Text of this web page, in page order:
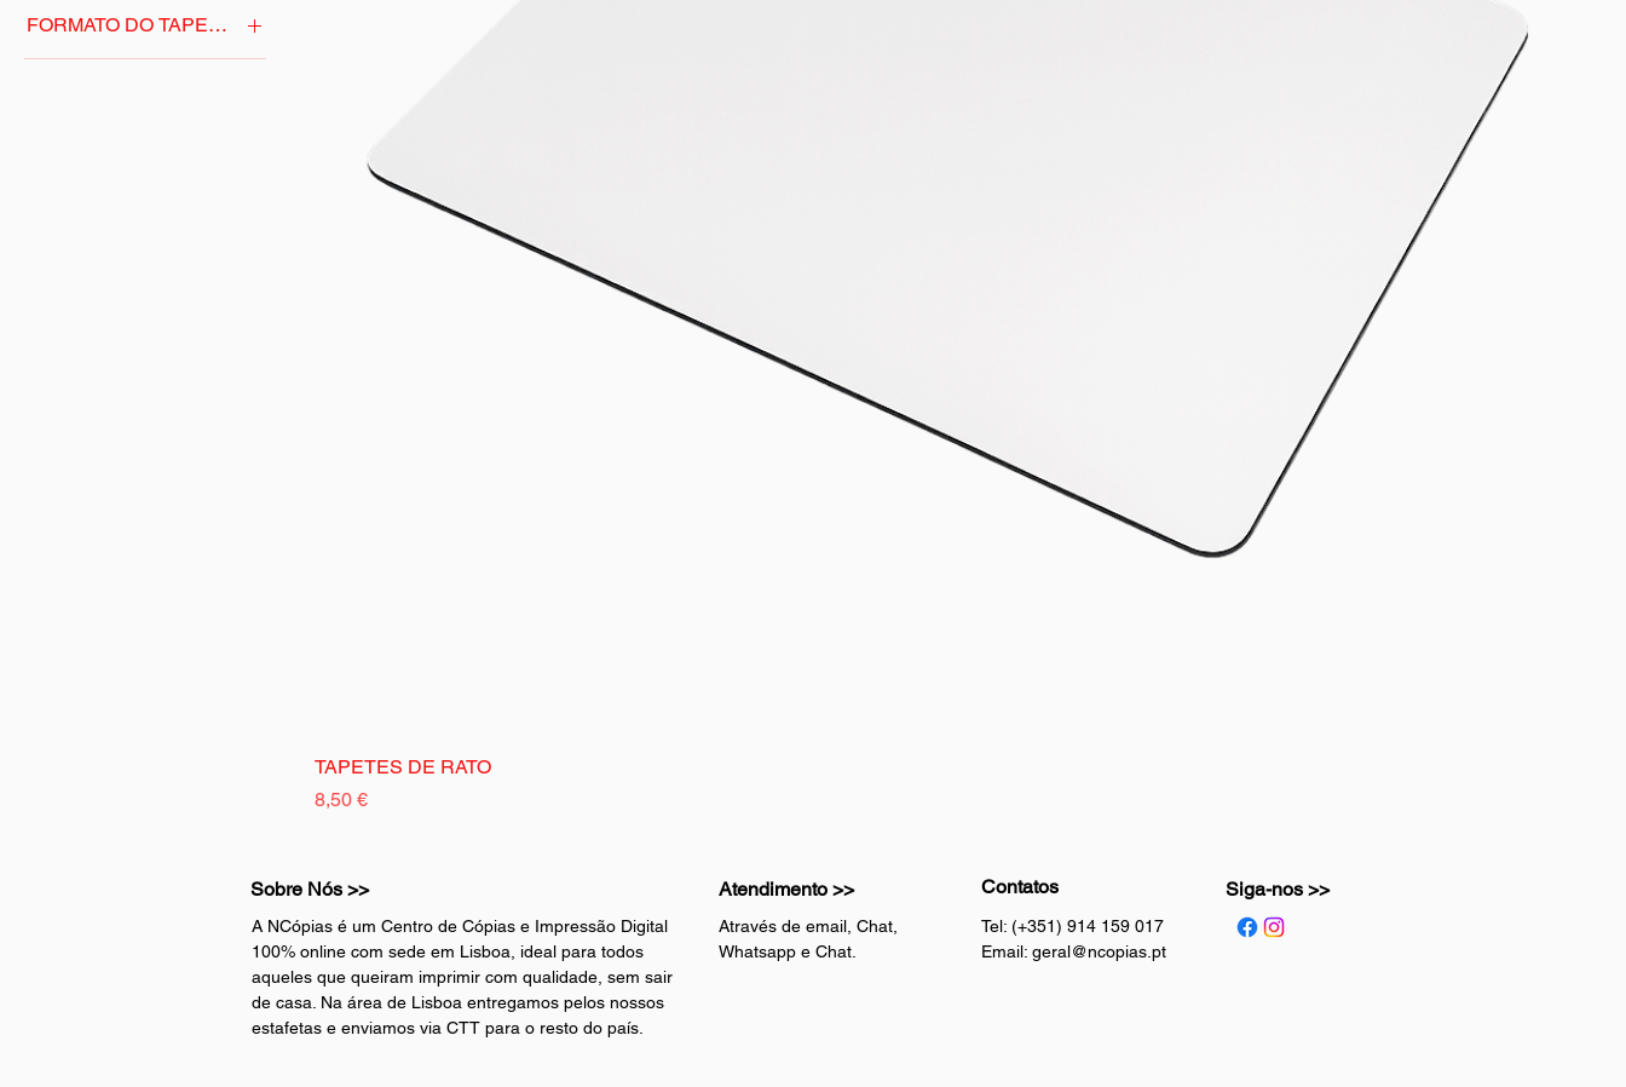
FORMATO DO TAPETE
CORAÇÃO
TAPETES DE RATO
Preço
8,50 €
Sobre Nós >>
A NCópias é um Centro de Cópias e Impressão Digital
100% online com sede em Lisboa, ideal para todos
aqueles que queiram imprimir com qualidade, sem sair
de casa. Na área de Lisboa entregamos pelos nossos
estafetas e enviamos via CTT para o resto do país.
Atendimento >>
Através de email, Chat,
Whatsapp e Chat.
Contatos
Tel: (+351) 914 159 017
Email: geral@ncopias.pt
Siga-nos >>